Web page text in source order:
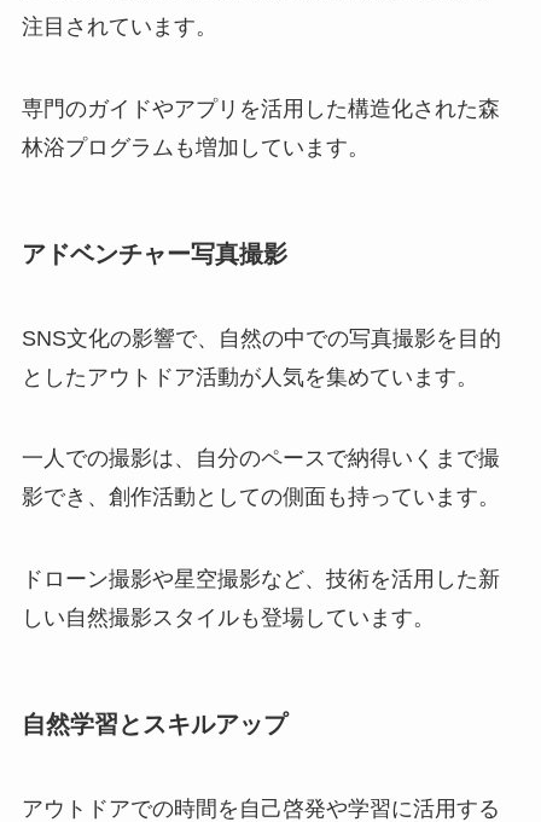
注目されています。
専門のガイドやアプリを活用した構造化された森
林浴プログラムも増加しています。
アドベンチャー写真撮影
SNS文化の影響で、自然の中での写真撮影を目的
としたアウトドア活動が人気を集めています。
一人での撮影は、自分のペースで納得いくまで撮
影でき、創作活動としての側面も持っています。
ドローン撮影や星空撮影など、技術を活用した新
しい自然撮影スタイルも登場しています。
自然学習とスキルアップ
アウトドアでの時間を自己啓発や学習に活用する